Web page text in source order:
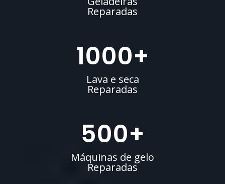
Reparadas
1000+
Lava e seca
Reparadas
500+
Máquinas de gelo
Reparadas